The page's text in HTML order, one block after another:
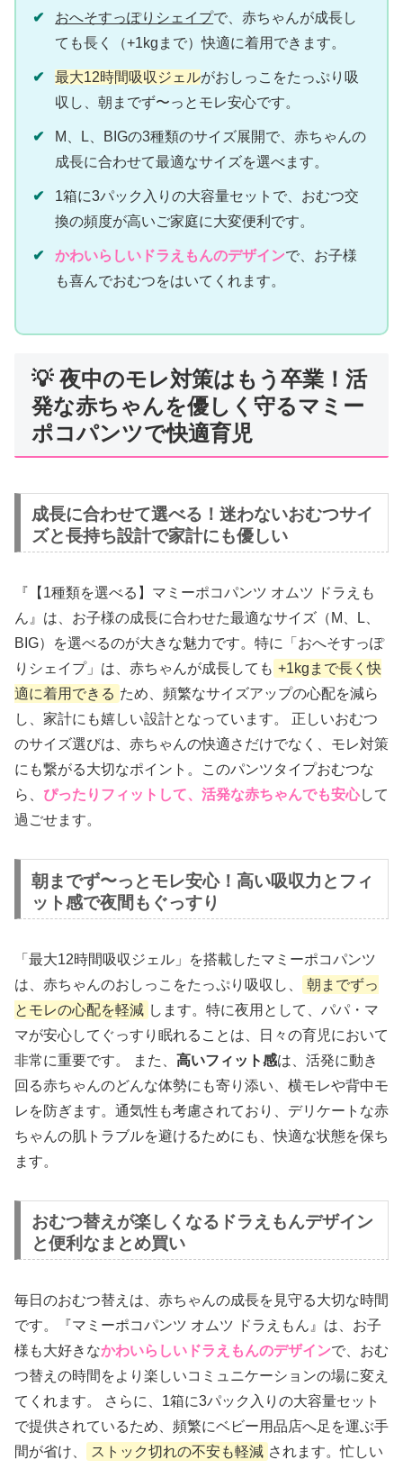
✔ おへそすっぽりシェイプで、赤ちゃんが成長し
ても長く（+1kgまで）快適に着用できます。
✔ 最大12時間吸収ジェルがおしっこをたっぷり吸
収し、朝までず〜っとモレ安心です。
✔
M、L、BIGの3種類のサイズ展開で、赤ちゃんの
成長に合わせて最適なサイズを選べます。
✔
1箱に3パック入りの大容量セットで、おむつ交
換の頻度が高いご家庭に大変便利です。
✔ かわいらしいドラえもんのデザインで、お子様
も喜んでおむつをはいてくれます。
💡 夜中のモレ対策はもう卒業！活
発な赤ちゃんを優しく守るマミー
ポコパンツで快適育児
成長に合わせて選べる！迷わないおむつサイ
ズと長持ち設計で家計にも優しい
『【1種類を選べる】マミーポコパンツ オムツ ドラえも
ん』は、お子様の成長に合わせた最適なサイズ（M、L、
BIG）を選べるのが大きな魅力です。特に「おへそすっぽ
りシェイプ」は、赤ちゃんが成長しても +1kgまで長く快
適に着用できる ため、頻繁なサイズアップの心配を減ら
し、家計にも嬉しい設計となっています。 正しいおむつ
のサイズ選びは、赤ちゃんの快適さだけでなく、モレ対策
にも繋がる大切なポイント。このパンツタイプおむつな
ら、 ぴったりフィットして、活発な赤ちゃんでも安心して
過ごせます。
朝までず〜っとモレ安心！高い吸収力とフィ
ット感で夜間もぐっすり
「最大12時間吸収ジェル」を搭載したマミーポコパンツ
は、赤ちゃんのおしっこをたっぷり吸収し、
朝までずっ
とモレの心配を軽減 します。特に夜用として、パパ・マ
マが安心してぐっすり眠れることは、日々の育児において
非常に重要です。 また、 高いフィット感は、活発に動き
回る赤ちゃんのどんな体勢にも寄り添い、横モレや背中モ
レを防ぎます。通気性も考慮されており、デリケートな赤
ちゃんの肌トラブルを避けるためにも、快適な状態を保ち
ます。
おむつ替えが楽しくなるドラえもんデザイン
と便利なまとめ買い
毎日のおむつ替えは、赤ちゃんの成長を見守る大切な時間
です。『マミーポコパンツ オムツ ドラえもん』は、お子
様も大好きなかわいらしいドラえもんのデザインで、おむ
つ替えの時間をより楽しいコミュニケーションの場に変え
てくれます。 さらに、1箱に3パック入りの大容量セット
で提供されているため、頻繁にベビー用品店へ足を運ぶ手
間が省け、
ストック切れの不安も軽減 されます。忙しい